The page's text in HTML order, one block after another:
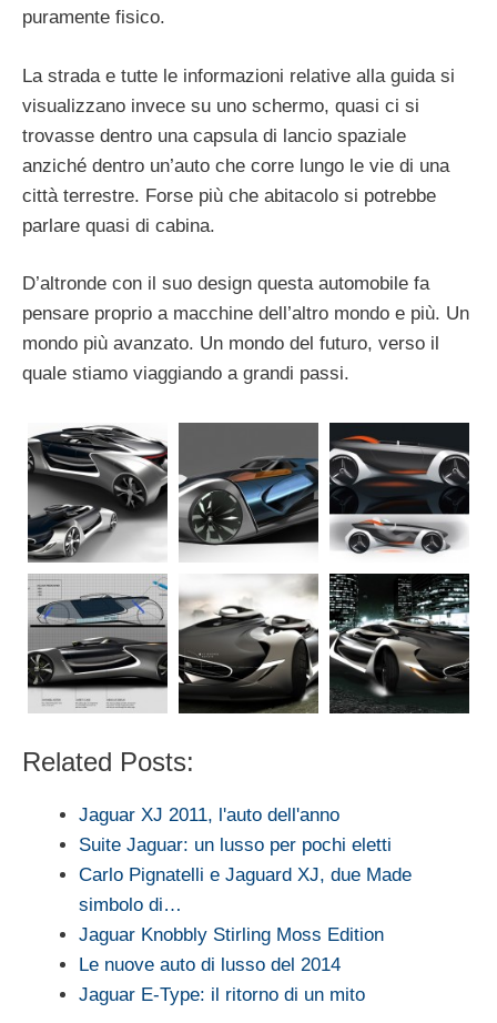
puramente fisico.
La strada e tutte le informazioni relative alla guida si
visualizzano invece su uno schermo, quasi ci si
trovasse dentro una capsula di lancio spaziale
anziché dentro un’auto che corre lungo le vie di una
città terrestre. Forse più che abitacolo si potrebbe
parlare quasi di cabina.
D’altronde con il suo design questa automobile fa
pensare proprio a macchine dell’altro mondo e più. Un
mondo più avanzato. Un mondo del futuro, verso il
quale stiamo viaggiando a grandi passi.
Related Posts:
Jaguar XJ 2011, l'auto dell'anno
Suite Jaguar: un lusso per pochi eletti
Carlo Pignatelli e Jaguard XJ, due Made
simbolo di…
Jaguar Knobbly Stirling Moss Edition
Le nuove auto di lusso del 2014
Jaguar E-Type: il ritorno di un mito